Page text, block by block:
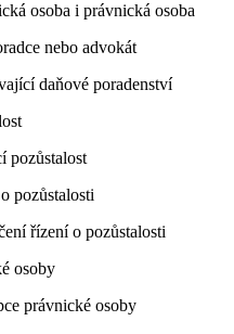
osoba i právnická osoba
nebo advokát
daňové poradenství
pozůstalost
pozůstalosti
řízení o pozůstalosti
osoby
právnické osoby